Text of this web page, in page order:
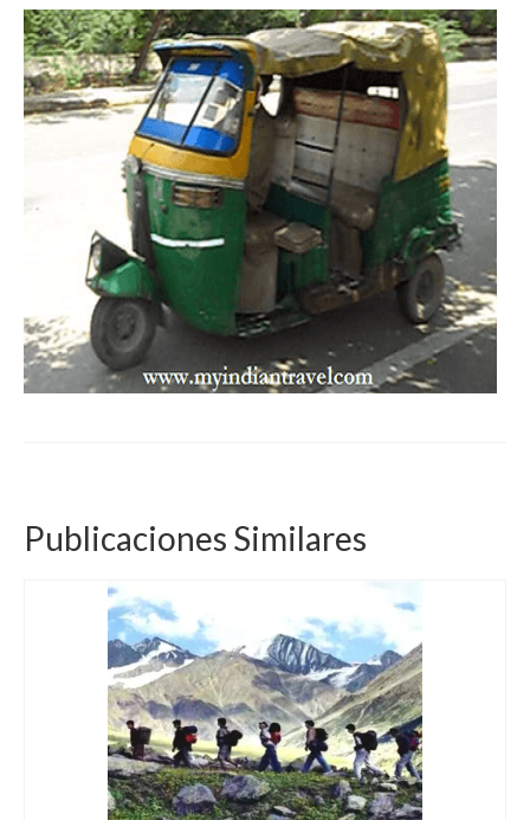
CHUCHES DE VIAJE
CONTACTO
Publicaciones Similares